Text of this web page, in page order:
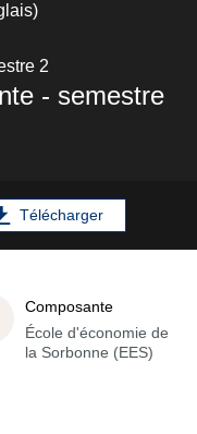
2
- semestre
Télécharger
Composante
École d'économie de
la Sorbonne (EES)